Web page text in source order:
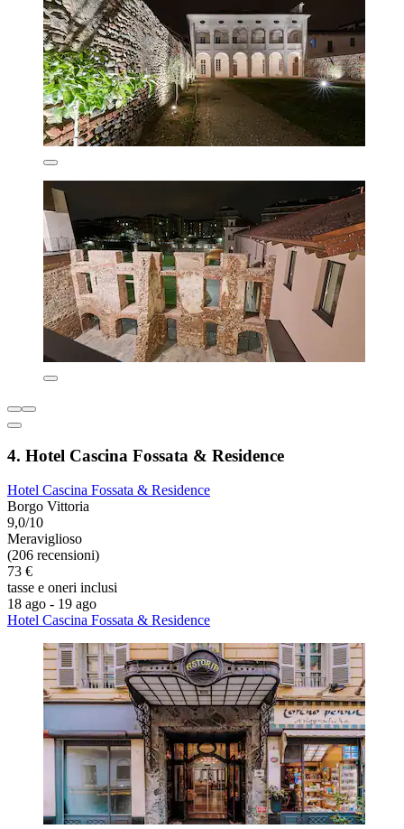
4. Hotel Cascina Fossata & Residence
Hotel Cascina Fossata & Residence
Borgo Vittoria
9,0/10
Meraviglioso
(206 recensioni)
73 €
tasse e oneri inclusi
18 ago - 19 ago
Hotel Cascina Fossata & Residence